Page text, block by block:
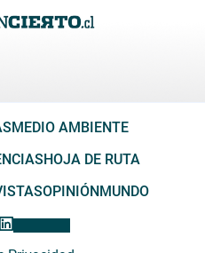
MEDIO AMBIENTE
HOJA DE RUTA
OPINIÓNMUNDO